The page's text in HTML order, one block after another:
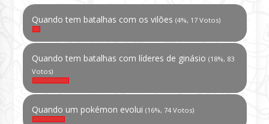
Quando tem batalhas com os vilões (4%, 17 Votos)
Quando tem batalhas com líderes de ginásio (18%, 83
Votos)
Quando um pokémon evolui (16%, 74 Votos)